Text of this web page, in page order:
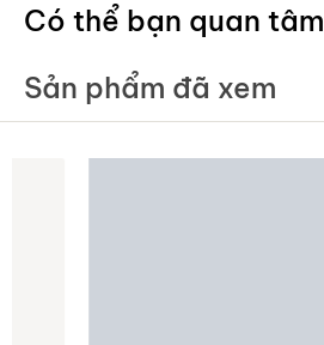
Có thể bạn quan tâm
Sản phẩm đã xem